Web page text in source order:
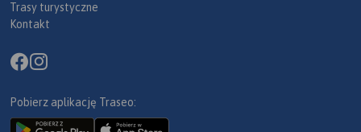
Trasy turystyczne
Kontakt
Pobierz aplikację Traseo: